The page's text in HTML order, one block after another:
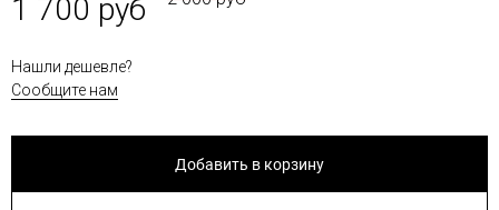
1 700 руб
Нашли дешевле?
Сообщите нам
Добавить в корзину